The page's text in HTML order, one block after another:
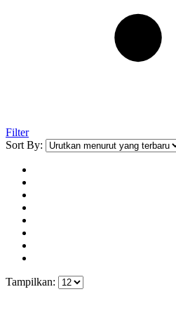
Filter
Sort By:
Tampilkan: